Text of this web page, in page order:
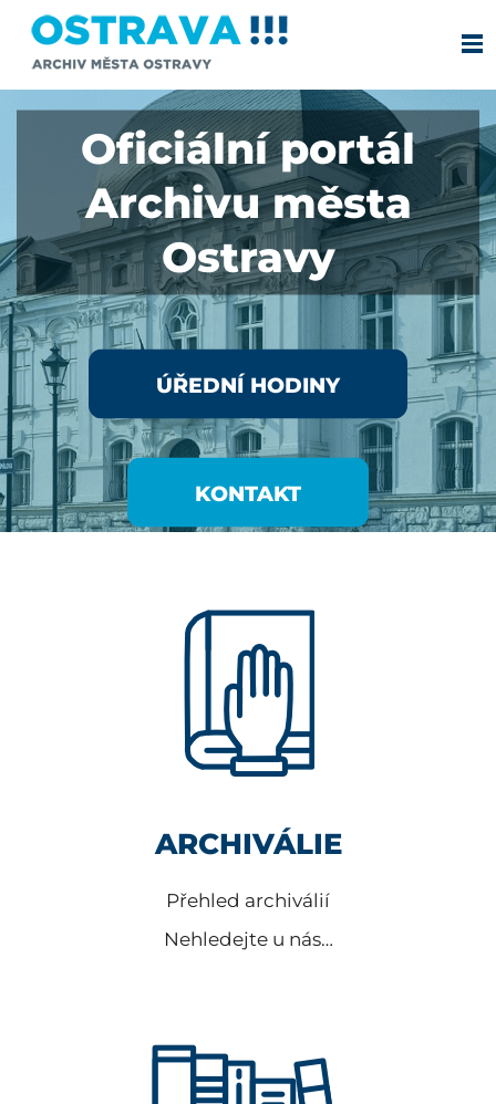
Oficiální portál
Archivu města
Ostravy
ÚŘEDNÍ HODINY
KONTAKT
ARCHIVÁLIE
Přehled archiválií
Nehledejte u nás…